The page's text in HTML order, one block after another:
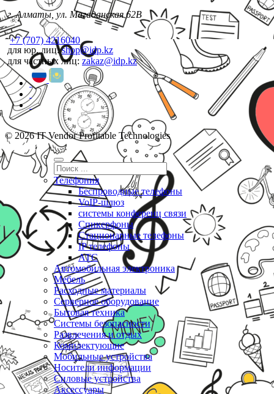
г. Алматы, ул. Магаданская 62В
+7 (707) 4216040
для юр. лиц:shop@idp.kz
для частных лиц: zakaz@idp.kz
© 2026 IT Vendor Profitable Technologies
Телефония
Беспроводные телефоны
VoIP-шлюз
системы конференц связи
Спикерфоны
Стационарные телефоны
IP телефоны
АТС
Автомобильная электроника
Мебель
Расходные материалы
Серверное оборудование
Бытовая техника
Системы безопасности
Развлечения и отдых
Комплектующие
Мобильные устройства
Носители информации
Силовые устройства
Аксессуары